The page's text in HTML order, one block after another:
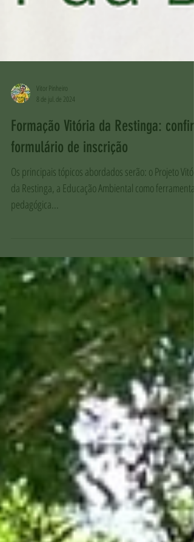
Vitor Pinheiro
8 de jul. de 2024
Formação Vitória da Restinga: confira
formulário de inscrição
da Restinga, a Educação Ambiental como ferramenta
pedagógica...